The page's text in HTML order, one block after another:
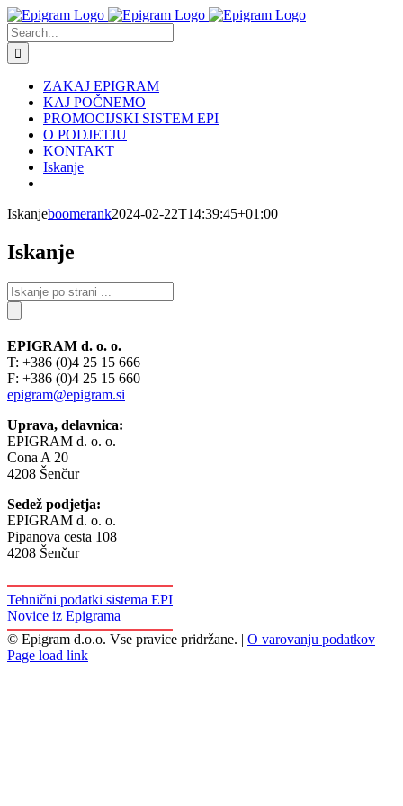
Skip
to
content
Search
for:
ZAKAJ EPIGRAM
KAJ POČNEMO
PROMOCIJSKI SISTEM EPI
O PODJETJU
KONTAKT
Iskanje
Iskanjeboomerank2024-02-22T14:39:45+01:00
Iskanje
EPIGRAM d. o. o.
T: +386 (0)4 25 15 666
F: +386 (0)4 25 15 660
epigram@epigram.si
Uprava, delavnica:
EPIGRAM d. o. o.
Cona A 20
4208 Šenčur
Sedež podjetja:
EPIGRAM d. o. o.
Pipanova cesta 108
4208 Šenčur
Tehnični podatki sistema EPI
Novice iz Epigrama
© Epigram d.o.o. Vse pravice pridržane. | O varovanju podatkov
Facebook
LinkedIn
Page load link